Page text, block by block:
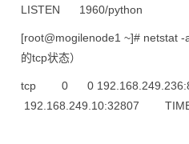
LISTEN 1960/python
[root@mogilenode1 ~]# netstat
的tcp状态）
tcp 0 0
192.168.249.10:32807